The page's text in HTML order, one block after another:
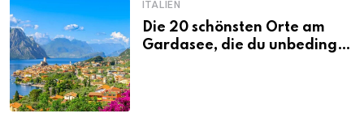
ITALIEN
Die 20 schönsten Orte am
Gardasee, die du unbedingt